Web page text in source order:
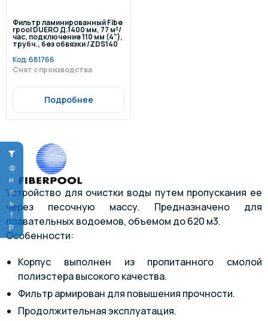
Фильтр
Фильтр ламинированный Fibe
rpool DUERO Д.1400 мм, 77 м³/
час, подключение 110 мм (4"),
трубч., без обвязки /ZDS140
Код:681766
Снят с производства
Подробнее
Устройство для очистки воды путем пропускания ее
через песочную массу. Предназначено для
плавательных водоемов, объемом до 620 м3.
Особенности:
Корпус выполнен из пропитанного смолой
полиэстера высокого качества.
Фильтр армирован для повышения прочности.
Продолжительная эксплуатация.